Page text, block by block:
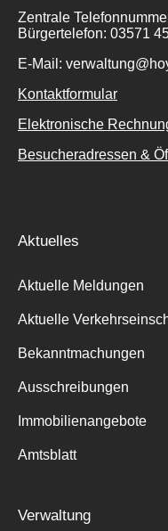
Zentrale
Bürgertelefon: 03571
E-Mail:
Kontaktformular
Elektronische
Besucheradressen &
Aktuelles
Aktuelle Meldungen
Aktuelle
Bekanntmachungen
Ausschreibungen
Immobilienangebote
Amtsblatt
Verwaltung